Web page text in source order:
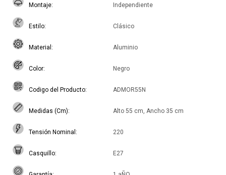
Montaje Independiente
Estilo Clásico
Material Aluminio
Color Negro
Codigo del Producto ADMOR55N
Medidas (Cm) Alto 55 cm, Ancho 35 cm
Tensión Nominal 220
Casquillo E27